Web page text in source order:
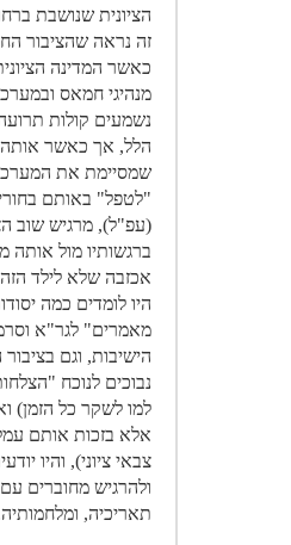
הציונית שנושבת
זה נראה שהציבור
כאשר המדינה
מנהיגי חמאס
נשמעים קולות
הלל, אך כאשר אותה
שמסיימת את
"לטפל" באותם
(עפ"ל), מרגיש שוב
ברגשותיו מול אותה
אכזבה שלא לילד
היו לומדים כמה
מאמרים" לגר"א
הישיבות, וגם
נבוכים לנוכח
למו לשקר כל הזמן)
אלא בזכות אותם
צבאי ציוני), והיו
ולהרגיש מחוברים
תאריכיה,